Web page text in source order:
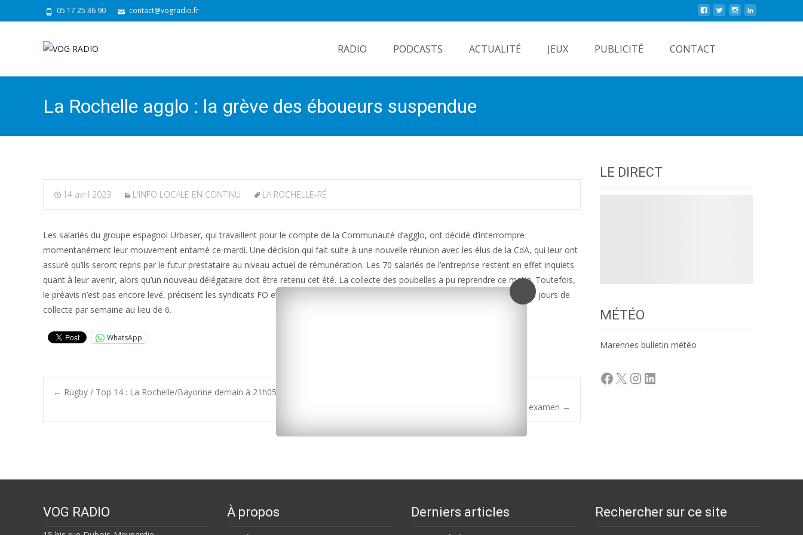
05 17 25 36 90 contact@vogradio.fr
RADIO PODCASTS ACTUALITÉ JEUX PUBLICITÉ CONTACT
La Rochelle agglo : la grève des éboueurs suspendue
14 avril 2023 L'INFO LOCALE EN CONTINU LA ROCHELLE-RÉ
Les salariés du groupe espagnol Urbaser, qui travaillent pour le compte de la Communauté d’agglo, ont décidé d’interrompre
momentanément leur mouvement entamé ce mardi. Une décision qui fait suite à une nouvelle réunion avec les élus de la CdA, qui leur ont
assuré qu’ils seront repris par le futur prestataire au niveau actuel de rémunération. Les 70 salariés de l’entreprise restent en effet inquiets
quant à leur avenir, alors qu’un nouveau délégataire doit être retenu cet été. La collecte des poubelles a pu reprendre ce matin. Toutefois,
le préavis n’est pas encore levé, précisent les syndicats FO et CGT, qui menacent de reprendre la grève. Ils réclament toujours 5 jours de
collecte par semaine au lieu de 6.
WhatsApp
Post
← Rugby / Top 14 : La Rochelle/Bayonne demain à 21h05 à Deflandre
Affaire Leslie et Kévin : deux nouveaux suspects mis en examen →
LE DIRECT
MÉTÉO
Marennes bulletin météo
Facebook
X Instagram
LinkedIn
VOG RADIO À propos Derniers articles Rechercher sur ce site